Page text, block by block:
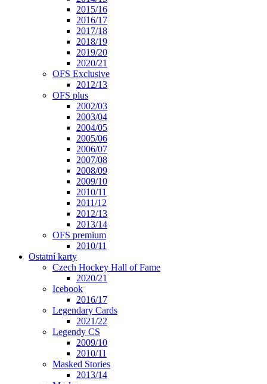
2015/16
2016/17
2017/18
2018/19
2019/20
2020/21
OFS Exclusive
2012/13
OFS plus
2002/03
2003/04
2004/05
2005/06
2006/07
2007/08
2008/09
2009/10
2010/11
2011/12
2012/13
2013/14
OFS premium
2010/11
Ostatní karty
Czech Hockey Hall of Fame
2020/21
Icebook
2016/17
Legendary Cards
2021/22
Legendy CS
2009/10
2010/11
Masked Stories
2013/14